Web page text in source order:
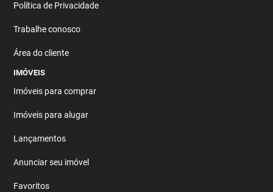
Política de Privacidade
Trabalhe conosco
Área do cliente
IMÓVEIS
Imóveis para comprar
Imóveis para alugar
Lançamentos
Anunciar seu imóvel
Favoritos